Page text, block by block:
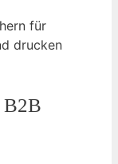
für
drucken
B2B